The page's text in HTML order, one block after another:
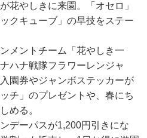
花やしきに来園。「オセロ」
クキューブ」の早技をステー
メントチーム「花やしき一
ハナ戦隊フラワーレンジャ
園券やジャンボステッカーが
チ」のプレゼントや、春にち
める。
デーパスが1,200円引きにな